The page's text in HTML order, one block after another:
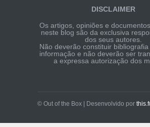
DISCLAIMER
Os artigos, opiniões e
neste blog são da exclusiva
dos seus autores.
Não deverão constituir
informação e não deverão ser
a expressa autorização dos
© Out of the Box | Desenvolvido por